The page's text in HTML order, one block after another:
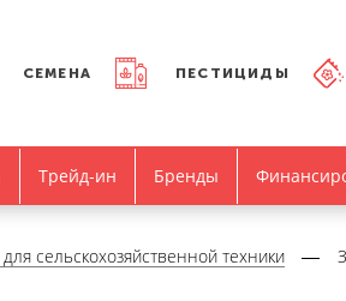
СЕМЕНА ПЕСТИЦИДЫ
Трейд-ин Бренды
сельскохозяйственной техники